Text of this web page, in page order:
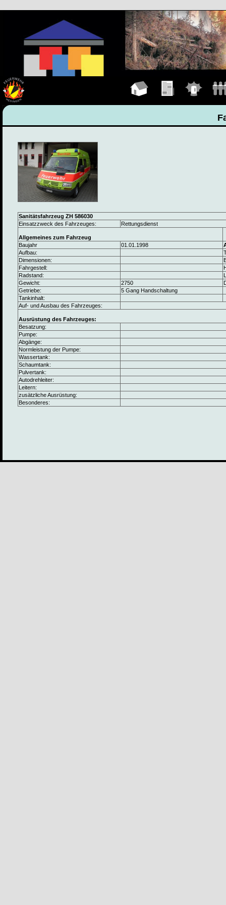
Sanitätsfahrzeug ZH 586030
Einsatzzweck des Fahrzeuges:
Rettungsdienst
Allgemeines zum Fahrzeug
Baujahr
01.01.1998
Aufbau:
Dimensionen:
Fahrgestell:
Radstand:
Gewicht:
2750
Getriebe:
5 Gang Handschaltung
Tankinhalt:
Auf- und Ausbau des Fahrzeuges:
Ausrüstung des Fahrzeuges:
Besatzung:
Pumpe:
Abgänge:
Normleistung der Pumpe:
Wassertank:
Schaumtank:
Pulvertank:
Autodrehleiter:
Leitern:
zusätzliche Ausrüstung:
Besonderes: